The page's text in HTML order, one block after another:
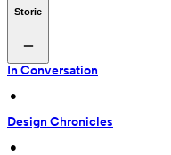
Storie
In Conversation
•
Design Chronicles
•